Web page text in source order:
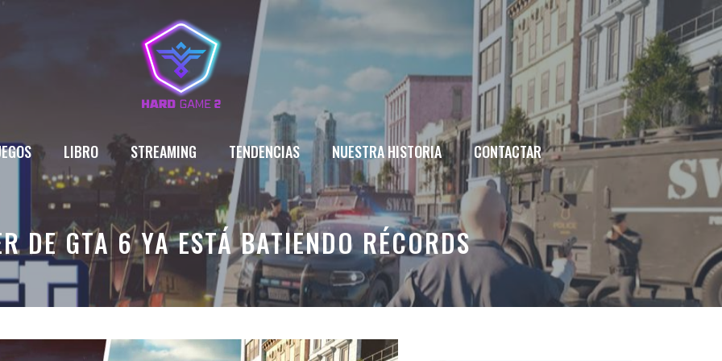
LIBRO STREAMING TENDENCIAS NUESTRA HISTORIA CONTACTAR
DE GTA 6 YA ESTÁ BATIENDO RÉCORDS